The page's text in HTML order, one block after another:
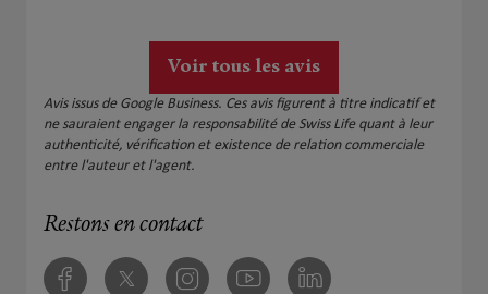
Voir tous les avis
Avis issus de Google Business. Ces avis figurent à titre indicatif et
ne sauraient engager la responsabilité de Swiss Life quant à leur
authenticité, vérification et existence de relation commerciale
entre l'auteur et l'agent.
Restons en contact
FacebookTwitter InstagramYoutube Linkedin